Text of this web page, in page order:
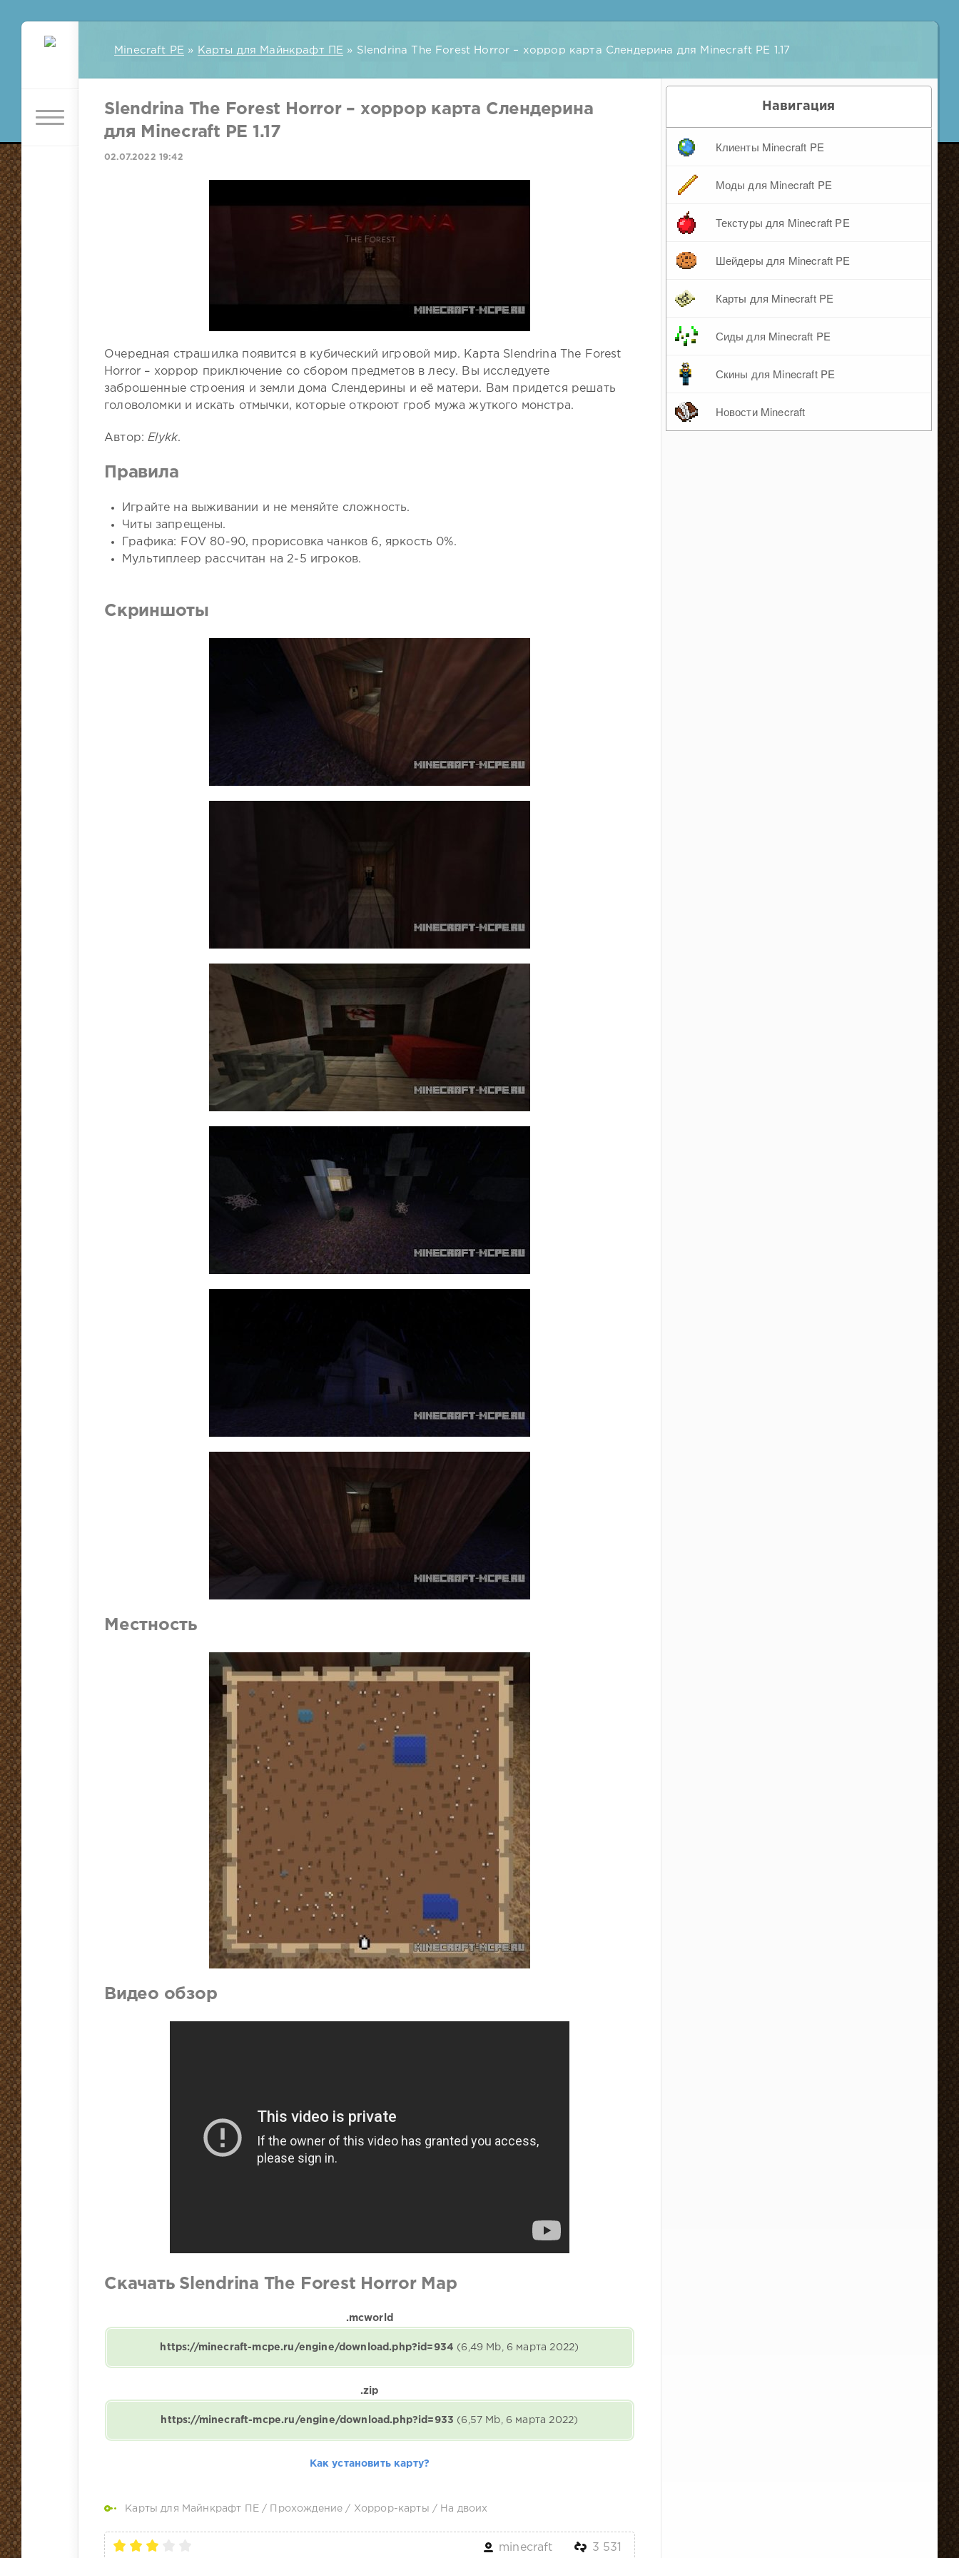
Minecraft PE » Карты для Майнкрафт ПЕ » Slendrina The Forest Horror – хоррор карта Слендерина для Minecraft PE 1.17
Slendrina The Forest Horror – хоррор карта Слендерина
для Minecraft PE 1.17
02.07.2022 19:42
Очередная страшилка появится в кубический игровой мир. Карта Slendrina The Forest
Horror – хоррор приключение со сбором предметов в лесу. Вы исследуете
заброшенные строения и земли дома Слендерины и её матери. Вам придется решать
головоломки и искать отмычки, которые откроют гроб мужа жуткого монстра.
Автор:Elykk.
Правила
Играйте на выживании и не меняйте сложность.
Читы запрещены.
Графика: FOV 80-90, прорисовка чанков 6, яркость 0%.
Мультиплеер рассчитан на 2-5 игроков.
Скриншоты
Местность
Видео обзор
Скачать Slendrina The Forest Horror Map
.mcworld
https://minecraft-mcpe.ru/engine/download.php?id=934 (6,49 Mb, 6 марта 2022)
.zip
https://minecraft-mcpe.ru/engine/download.php?id=933 (6,57 Mb, 6 марта 2022)
Как установить карту?
Карты для Майнкрафт ПЕ/ Прохождение / Хоррор-карты / На двоих
minecraft 3 531
Навигация
Клиенты Minecraft PE
Моды для Minecraft PE
Текстуры для Minecraft PE
Шейдеры для Minecraft PE
Карты для Minecraft PE
Сиды для Minecraft PE
Скины для Minecraft PE
Новости Minecraft